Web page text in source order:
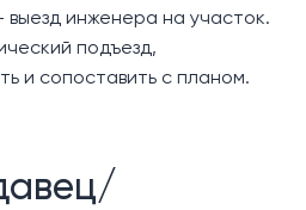
инженера на участок.
подъезд,
и сопоставить с планом.